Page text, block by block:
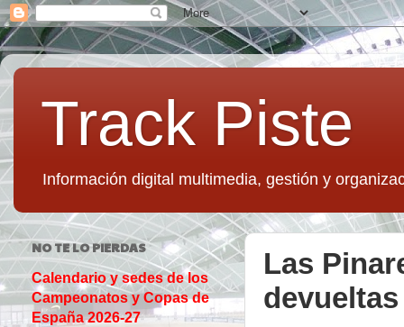
Track Piste
Información digital multimedia, gestión y
Las
NO TE LO PIERDAS
Calendario y sedes de los
Campeonatos y Copas de
España 2026-27